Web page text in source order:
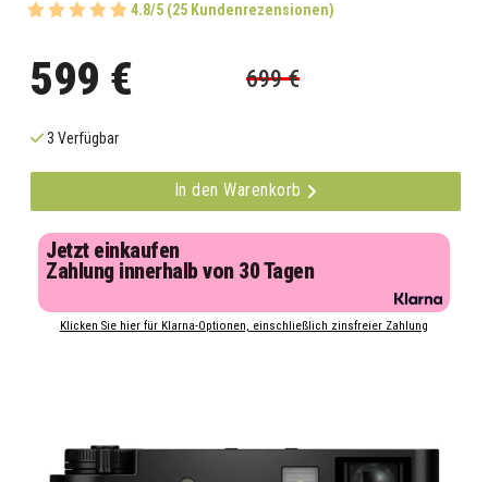
4.8/5 (25 Kundenrezensionen)
599 € 699 €
3 Verfügbar
In den Warenkorb
Jetzt einkaufen
Zahlung innerhalb von 30 Tagen
Klicken Sie hier für Klarna-Optionen, einschließlich zinsfreier Zahlung